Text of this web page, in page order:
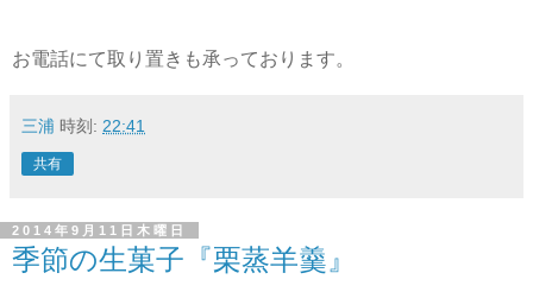
お電話にて取り置きも承っております。
三浦 時刻: 22:41
共有
2014年9月11日木曜日
季節の生菓子『栗蒸羊羹』